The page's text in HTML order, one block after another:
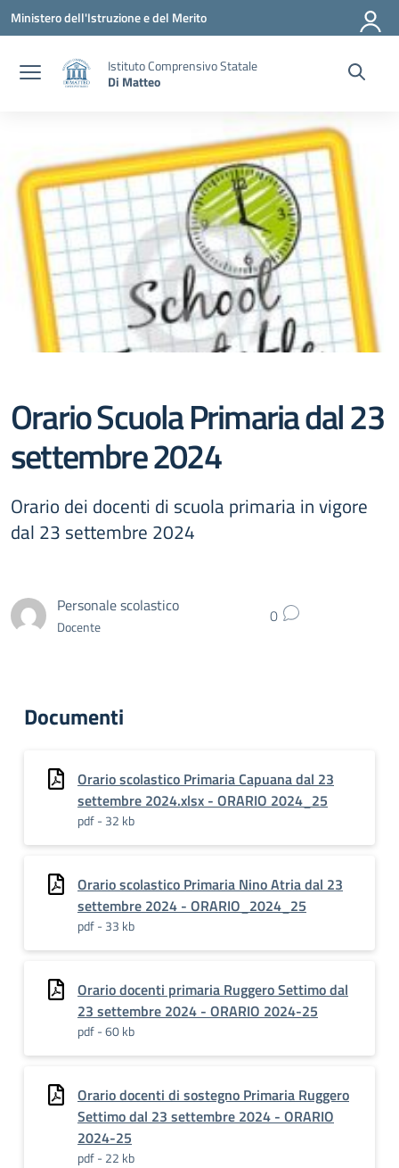
Vai ai contenuti
Vai al menu di navigazione
Vai al footer
Ministero dell'Istruzione e del Merito
Istituto Comprensivo Statale
Di Matteo
Orario Scuola Primaria dal 23
settembre 2024
Orario dei docenti di scuola primaria in vigore
dal 23 settembre 2024
Personale scolastico
Docente 0
Documenti
Orario scolastico Primaria Capuana dal 23
settembre 2024.xlsx - ORARIO 2024_25
pdf - 32 kb
Orario scolastico Primaria Nino Atria dal 23
settembre 2024 - ORARIO_2024_25
pdf - 33 kb
Orario docenti primaria Ruggero Settimo dal
23 settembre 2024 - ORARIO 2024-25
pdf - 60 kb
Orario docenti di sostegno Primaria Ruggero
Settimo dal 23 settembre 2024 - ORARIO
2024-25
pdf - 22 kb